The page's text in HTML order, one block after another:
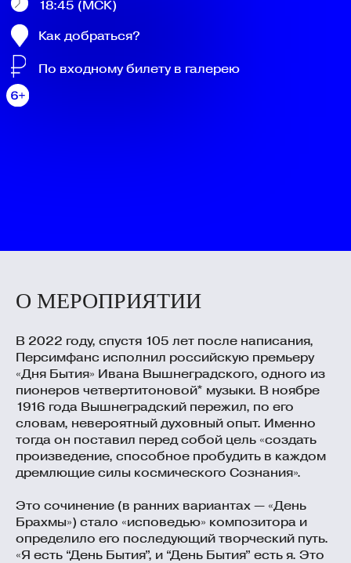
О МЕРОПРИЯТИИ
В 2022 году, спустя 105 лет после написания,
Персимфанс исполнил российскую премьеру
«Дня Бытия» Ивана Вышнеградского, одного из
пионеров четвертитоновой* музыки. В ноябре
1916 года Вышнеградский пережил, по его
словам, невероятный духовный опыт. Именно
тогда он поставил перед собой цель «создать
произведение, способное пробудить в каждом
дремлющие силы космического Сознания».
Это сочинение (в ранних вариантах — «День
Брахмы») стало «исповедью» композитора и
определило его последующий творческий путь.
«Я есть “День Бытия”, и “День Бытия” есть я. Это